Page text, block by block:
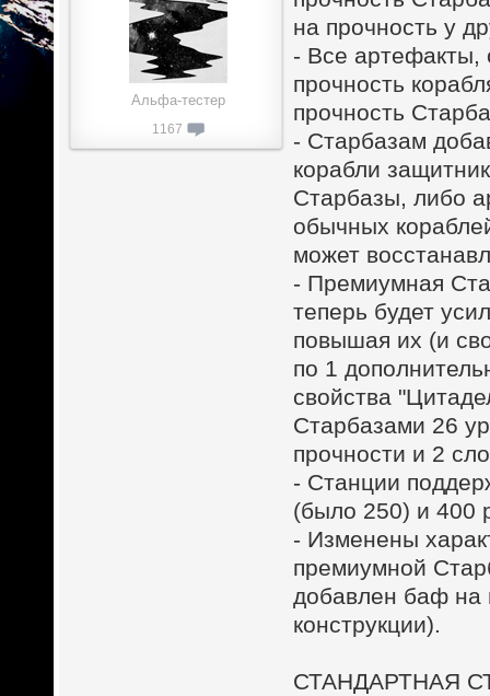
на прочность у
- Все
прочность
прочность
- Старбазам
корабли
Старбазы, либо
обычных
может
- Премиумная
теперь будет
повышая их (и
по 1
свойства
Старбазами 26
прочности и 2
- Станции
(было 250) и 400
- Изменены
премиумной
добавлен баф на
конструкции).
СТАНДАРТНАЯ
Альфа-тестер
1167